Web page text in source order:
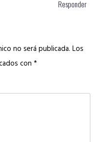
Responder
no será publicada. Los
con *